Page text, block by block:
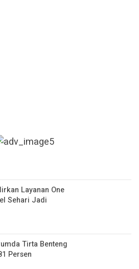
Layanan One
Sehari Jadi
Tirta Benteng
Persen